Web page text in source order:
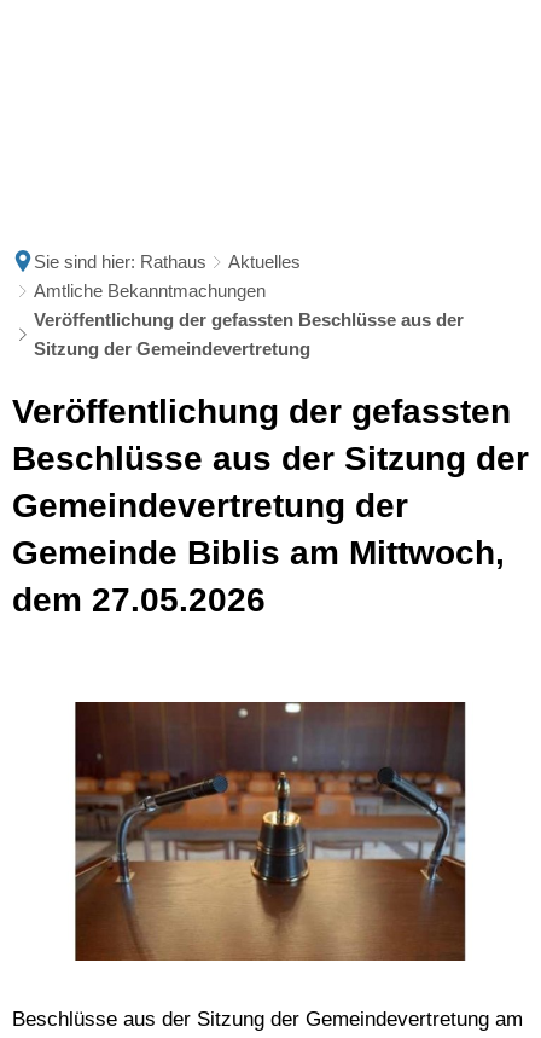
Sie sind hier: Rathaus
Aktuelles
Amtliche Bekanntmachungen
Veröffentlichung der gefassten Beschlüsse aus der
Sitzung der Gemeindevertretung
Veröffentlichung der gefassten
Beschlüsse aus der Sitzung der
Gemeindevertretung der
Gemeinde Biblis am Mittwoch,
dem 27.05.2026
Beschlüsse aus der Sitzung der Gemeindevertretung am